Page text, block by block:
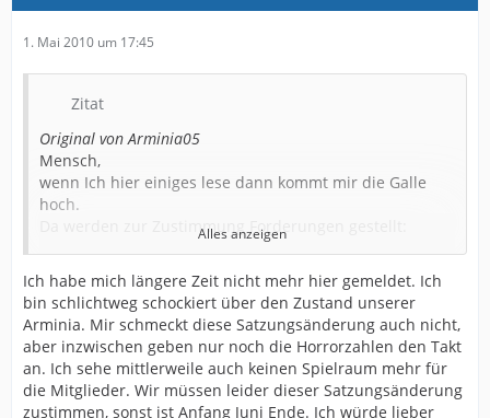
1. Mai 2010 um 17:45
Zitat
Original von Arminia05
Mensch,
wenn Ich hier einiges lese dann kommt mir die Galle
hoch.
Da werden zur Zustimmung Forderungen gestellt:
Namen, wieviel Geld kommen soll und das alle Ihre
Dann werden diese Forderung erfüllt, aber auf einmal
will niemand mehr davon was wisse.
Nur weil der Präsidentschaftskandidat das falsche
Parteibuch hat, seien Krawatte falschgebunden ist oder
was auch immer.
Alles anzeigen
Ich habe mich längere Zeit nicht mehr hier gemeldet. Ich
bin schlichtweg schockiert über den Zustand unserer
Arminia. Mir schmeckt diese Satzungsänderung auch nicht,
aber inzwischen geben nur noch die Horrorzahlen den Takt
an. Ich sehe mittlerweile auch keinen Spielraum mehr für
die Mitglieder. Wir müssen leider dieser Satzungsänderung
zustimmen, sonst ist Anfang Juni Ende. Ich würde lieber